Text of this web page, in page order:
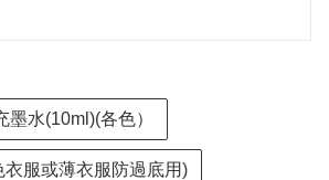
墨水(10ml)(各色）
服或薄衣服防過底用)